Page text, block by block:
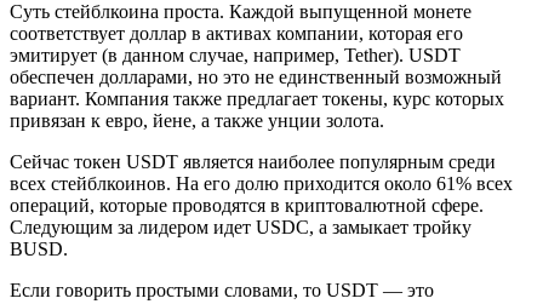
Суть стейблкоина проста. Каждой выпущенной монете
соответствует доллар в активах компании, которая его
эмитирует (в данном случае, например, Tether). USDT
обеспечен долларами, но это не единственный возможный
вариант. Компания также предлагает токены, курс которых
привязан к евро, йене, а также унции золота.
Сейчас токен USDT является наиболее популярным среди
всех стейблкоинов. На его долю приходится около 61% всех
операций, которые проводятся в криптовалютной сфере.
Следующим за лидером идет USDC, а замыкает тройку
BUSD.
Если говорить простыми словами, то USDT — это